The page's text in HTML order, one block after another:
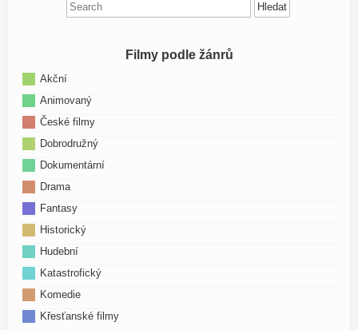
Search
for:
Filmy podle žánrů
Akční
Animovaný
České filmy
Dobrodružný
Dokumentární
Drama
Fantasy
Historický
Hudební
Katastrofický
Komedie
Křesťanské filmy